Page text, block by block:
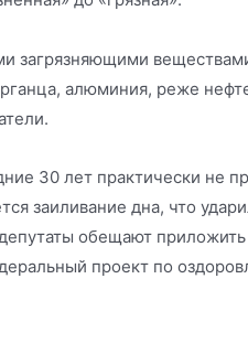
загрязняющими
алюминия, реже
30 лет практически не
заиливание дна, что
обещают
проект по